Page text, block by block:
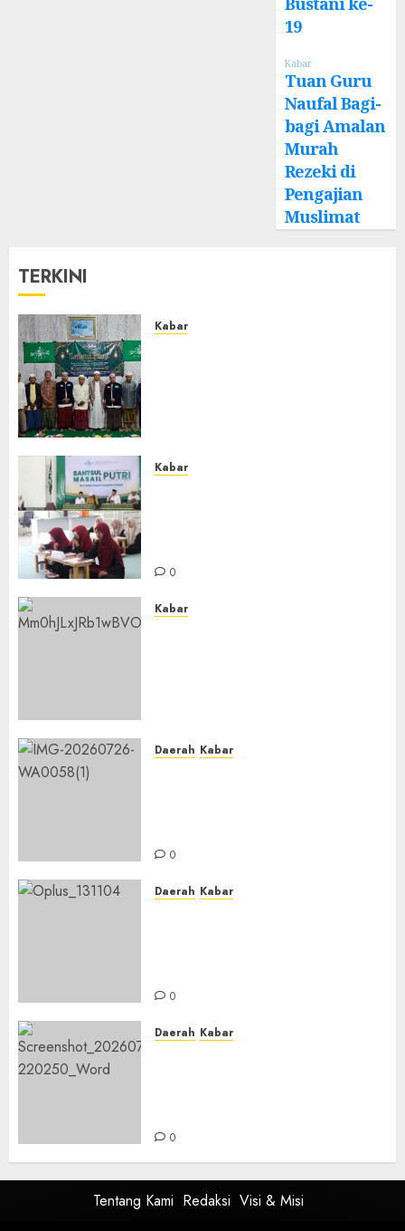
19
Kabar
Tuan Guru
Naufal Bagi-
bagi Amalan
Murah
Rezeki di
Pengajian
Muslimat
TERKINI
Kabar
Kabar
0
Kabar
Daerah Kabar
0
Daerah Kabar
0
Daerah Kabar
0
Tentang Kami Redaksi Visi & Misi